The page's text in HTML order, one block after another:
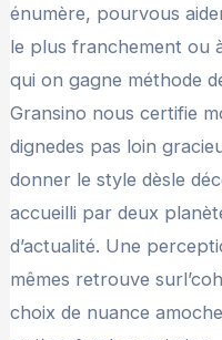
énumère, pourvous
le plus franchement ou
qui on gagne méthode
Gransino nous certifie
dignedes pas loin
donner le style dèsle
accueilli par deux
d’actualité. Une
mêmes retrouve
choix de nuance